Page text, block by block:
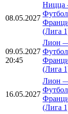
08.05.2027
Ницца
Футбол
(Лига
09.05.2027
20:45
Лион
Футбол
(Лига
16.05.2027
Лион
Футбол
(Лига